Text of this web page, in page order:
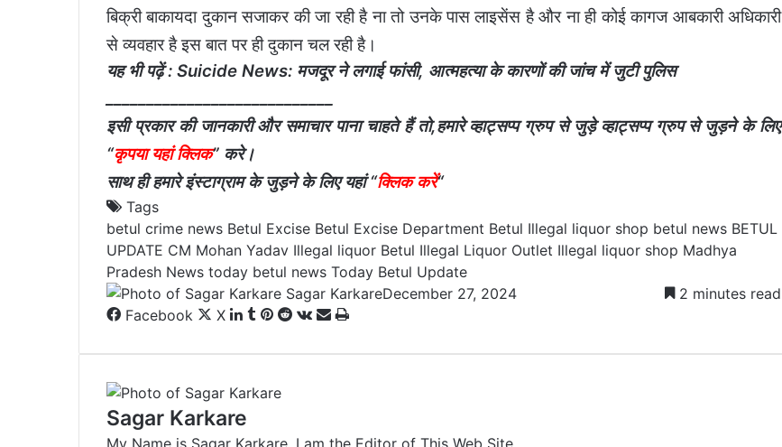
बिक्री बाकायदा दुकान सजाकर की जा रही है ना तो उनके पास लाइसेंस है और ना ही कोई कागज आबकारी अधिकारी
से व्यवहार है इस बात पर ही दुकान चल रही है।
यह भी पढ़ें : Suicide News: मजदूर ने लगाई फांसी, आत्महत्या के कारणों की जांच में जुटी पुलिस
इसी प्रकार की जानकारी और समाचार पाना चाहते हैं तो,हमारे व्हाट्सप्प ग्रुप से जुड़े व्हाट्सप्प ग्रुप से जुड़ने के लिए
“कृपया यहां क्लिक” करे।
साथ ही हमारे इंस्टाग्राम के जुड़ने के लिए यहां “क्लिक करें“
Tags
betul crime news Betul Excise Betul Excise Department Betul Illegal liquor shop betul news BETUL
UPDATE CM Mohan Yadav Illegal liquor Betul Illegal Liquor Outlet Illegal liquor shop Madhya
Pradesh News today betul news Today Betul Update
Sagar KarkareDecember 27, 2024
2 minutes read
Facebook
X
L
n
e
T
m
l
P
n
e
R
d
V
o
S
a i
Sagar Karkare
My Name is Sagar Karkare. I am the Editor of This Web Site,